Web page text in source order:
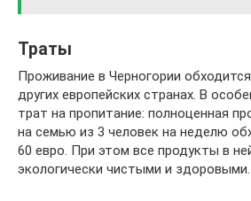
Траты
Проживание в Черногории
других европейских странах. В
трат на пропитание: полноценная
на семью из 3 человек на неделю
60 евро. При этом все продукты в
экологически чистыми и здоровыми.